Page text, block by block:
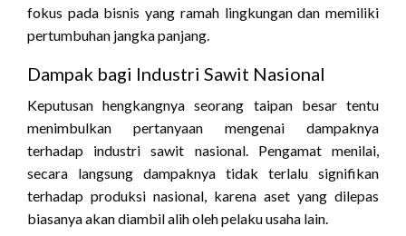
fokus pada bisnis yang ramah lingkungan dan memiliki
pertumbuhan jangka panjang.
Dampak bagi Industri Sawit Nasional
Keputusan hengkangnya seorang taipan besar tentu
menimbulkan pertanyaan mengenai dampaknya
terhadap industri sawit nasional. Pengamat menilai,
secara langsung dampaknya tidak terlalu signifikan
terhadap produksi nasional, karena aset yang dilepas
biasanya akan diambil alih oleh pelaku usaha lain.